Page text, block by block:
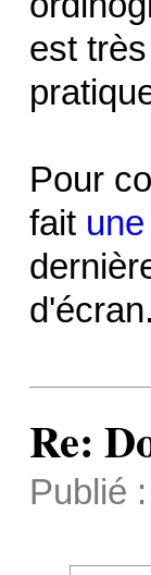
est
Pour
fait
d'écran.
Re:
Publié :